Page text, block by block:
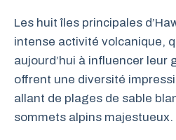
Les huit îles principales
intense activité volcanique,
aujourd’hui à influencer leur
offrent une diversité
allant de plages de sable
sommets alpins majestueux.